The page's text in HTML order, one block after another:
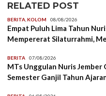
RELATED POST
BERITA KOLOM 08/08/2026
Empat Puluh Lima Tahun
Mempererat Silaturrahmi,
BERITA 07/08/2026
MTs Unggulan Nuris Jember
Semester Ganjil Tahun